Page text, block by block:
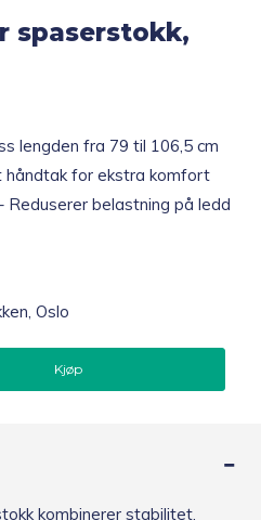
spaserstokk,
lengden fra 79 til 106,5 cm
håndtak for ekstra komfort
Reduserer belastning på ledd
Oslo
Kjøp
kombinerer stabilitet,